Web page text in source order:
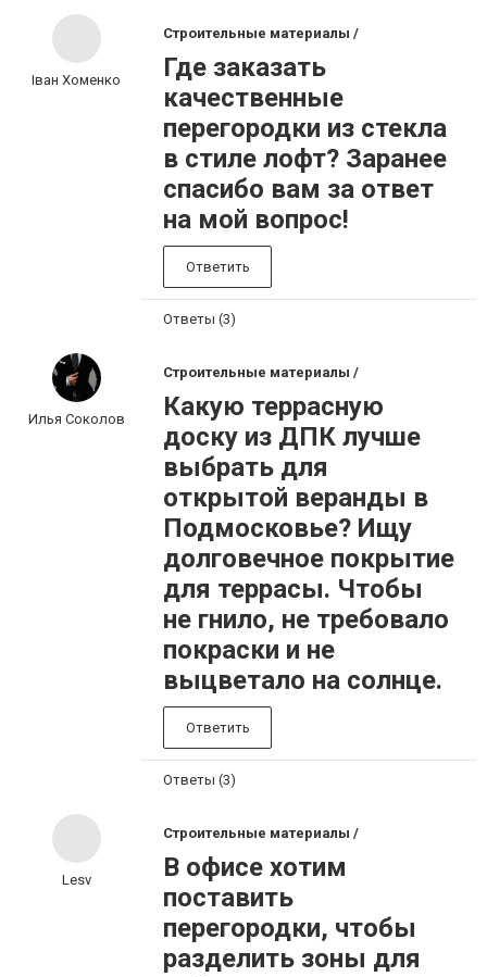
Іван Хоменко
Строительные материалы /
Где заказать
качественные
перегородки из стекла
в стиле лофт? Заранее
спасибо вам за ответ
на мой вопрос!
Ответить
Ответы (3)
Илья Соколов
Строительные материалы /
Какую террасную
доску из ДПК лучше
выбрать для
открытой веранды в
Подмосковье? Ищу
долговечное покрытие
для террасы. Чтобы
не гнило, не требовало
покраски и не
выцветало на солнце.
Ответить
Ответы (3)
Lesv
Строительные материалы /
В офисе хотим
поставить
перегородки, чтобы
разделить зоны для